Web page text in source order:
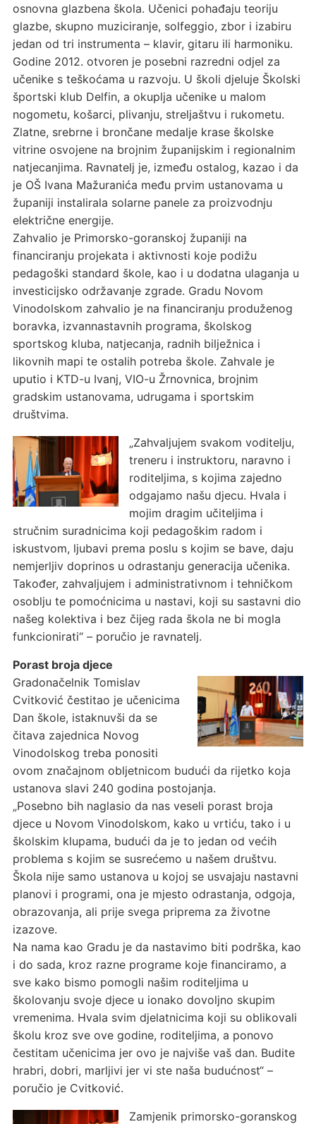
osnovna glazbena škola. Učenici pohađaju teoriju
glazbe, skupno muziciranje, solfeggio, zbor i izabiru
jedan od tri instrumenta – klavir, gitaru ili harmoniku.
Godine 2012. otvoren je posebni razredni odjel za
učenike s teškoćama u razvoju. U školi djeluje Školski
športski klub Delfin, a okuplja učenike u malom
nogometu, košarci, plivanju, streljaštvu i rukometu.
Zlatne, srebrne i brončane medalje krase školske
vitrine osvojene na brojnim županijskim i regionalnim
natjecanjima. Ravnatelj je, između ostalog, kazao i da
je OŠ Ivana Mažuranića među prvim ustanovama u
županiji instalirala solarne panele za proizvodnju
električne energije.
Zahvalio je Primorsko-goranskoj županiji na
financiranju projekata i aktivnosti koje podižu
pedagoški standard škole, kao i u dodatna ulaganja u
investicijsko održavanje zgrade. Gradu Novom
Vinodolskom zahvalio je na financiranju produženog
boravka, izvannastavnih programa, školskog
sportskog kluba, natjecanja, radnih bilježnica i
likovnih mapi te ostalih potreba škole. Zahvale je
uputio i KTD-u Ivanj, VIO-u Žrnovnica, brojnim
gradskim ustanovama, udrugama i sportskim
društvima.
„Zahvaljujem svakom voditelju,
treneru i instruktoru, naravno i
roditeljima, s kojima zajedno
odgajamo našu djecu. Hvala i
mojim dragim učiteljima i
stručnim suradnicima koji pedagoškim radom i
iskustvom, ljubavi prema poslu s kojim se bave, daju
nemjerljiv doprinos u odrastanju generacija učenika.
Također, zahvaljujem i administrativnom i tehničkom
osoblju te pomoćnicima u nastavi, koji su sastavni dio
našeg kolektiva i bez čijeg rada škola ne bi mogla
funkcionirati“ – poručio je ravnatelj.
Porast broja djece
Gradonačelnik Tomislav
Cvitković čestitao je učenicima
Dan škole, istaknuvši da se
čitava zajednica Novog
Vinodolskog treba ponositi
ovom značajnom obljetnicom budući da rijetko koja
ustanova slavi 240 godina postojanja.
„Posebno bih naglasio da nas veseli porast broja
djece u Novom Vinodolskom, kako u vrtiću, tako i u
školskim klupama, budući da je to jedan od većih
problema s kojim se susrećemo u našem društvu.
Škola nije samo ustanova u kojoj se usvajaju nastavni
planovi i programi, ona je mjesto odrastanja, odgoja,
obrazovanja, ali prije svega priprema za životne
izazove.
Na nama kao Gradu je da nastavimo biti podrška, kao
i do sada, kroz razne programe koje financiramo, a
sve kako bismo pomogli našim roditeljima u
školovanju svoje djece u ionako dovoljno skupim
vremenima. Hvala svim djelatnicima koji su oblikovali
školu kroz sve ove godine, roditeljima, a ponovo
čestitam učenicima jer ovo je najviše vaš dan. Budite
hrabri, dobri, marljivi jer vi ste naša budućnost“ –
poručio je Cvitković.
Zamjenik primorsko-goranskog